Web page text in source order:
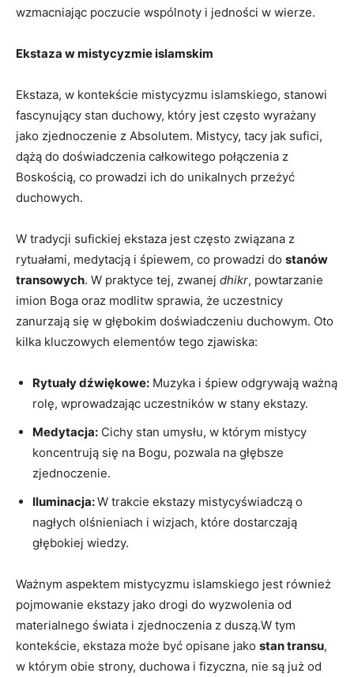
‍wzmacniając poczucie wspólnoty i jedności w wierze.
Ekstaza ​w mistycyzmie islamskim
Ekstaza, w kontekście mistycyzmu islamskiego, stanowi
fascynujący stan duchowy,⁢ który jest ‍często ​wyrażany
jako zjednoczenie z ⁤Absolutem. Mistycy, tacy jak sufici,
dążą do doświadczenia‍ całkowitego połączenia z
Boskością, co prowadzi ich ⁣do unikalnych przeżyć
duchowych.
W tradycji sufickiej ekstaza jest często związana z
rytuałami, medytacją i śpiewem, ‌co prowadzi do stanów
transowych.⁣ W praktyce tej,⁢ zwanej dhikr, powtarzanie
imion Boga ‌oraz modlitw sprawia, że uczestnicy
zanurzają się w głębokim doświadczeniu duchowym.​ Oto
kilka kluczowych‍ elementów‍ tego zjawiska:
Rytuały ‌dźwiękowe: Muzyka i śpiew odgrywają ważną
rolę, wprowadzając uczestników w stany⁢ ekstazy.
Medytacja: Cichy stan umysłu, ‌w którym mistycy
koncentrują się na Bogu, pozwala na głębsze
zjednoczenie.
Iluminacja:W trakcie ekstazy mistycyświadczą o
nagłych olśnieniach‌ i wizjach, które dostarczają
głębokiej⁢ wiedzy.
Ważnym aspektem mistycyzmu islamskiego jest‌ również
pojmowanie ekstazy jako drogi do wyzwolenia od
‍materialnego świata i‍ zjednoczenia z duszą.W tym
kontekście, ekstaza może ‌być opisane jako stan transu,
w którym obie strony, duchowa i ⁤fizyczna, nie ​są już od